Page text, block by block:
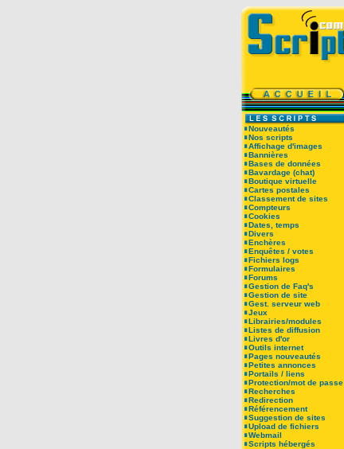
Nouveautés
Nos scripts
Affichage d'images
Bannières
Bases de données
Bavardage (chat)
Boutique virtuelle
Cartes postales
Classement de sites
Compteurs
Cookies
Dates, temps
Divers
Enchères
Enquêtes / votes
Fichiers logs
Formulaires
Forums
Gestion de Faq's
Gestion de site
Gest. serveur web
Jeux
Librairies/modules
Listes de diffusion
Livres d'or
Outils internet
Pages nouveautés
Petites annonces
Portails / liens
Protection/mot de passe
Recherches
Redirection
Référencement
Suggestion de sites
Upload de fichiers
Webmail
Scripts hébergés